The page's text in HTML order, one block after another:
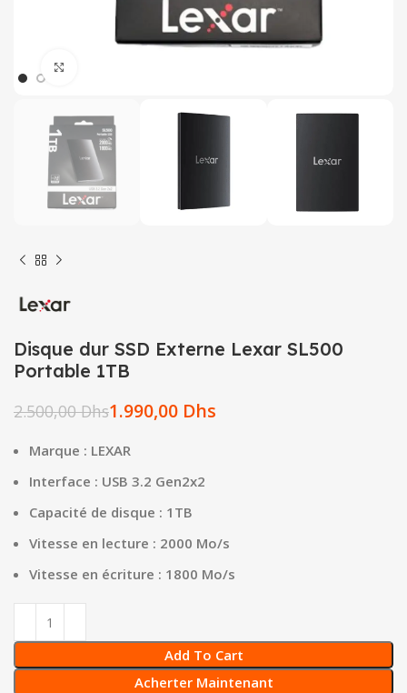
Disque dur SSD Externe Lexar SL500
Portable 1TB
2.500,00Dhs1.990,00 Dhs
Marque : LEXAR
Interface : USB 3.2 Gen2x2
Capacité de disque : 1TB
Vitesse en lecture : 2000 Mo/s
Vitesse en écriture : 1800 Mo/s
Add To Cart
Acherter Maintenant